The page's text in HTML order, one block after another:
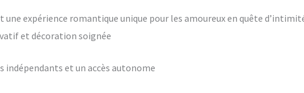
expérience romantique unique pour les amoureux en quête
et décoration soignée
indépendants et un accès autonome